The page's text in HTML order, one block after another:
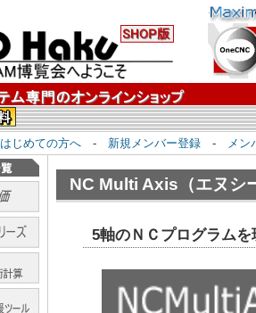
はじめての方へ - 新規メンバー登録 - メン
NC Multi Axis（エヌシ
5軸のＮＣプログラム